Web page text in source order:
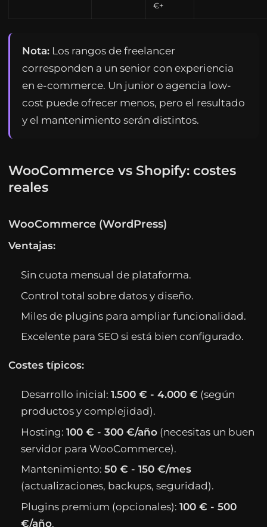
€+
Nota:Los rangos de freelancer
corresponden a un senior con experiencia
en e-commerce. Un junior o agencia low-
cost puede ofrecer menos, pero el resultado
y el mantenimiento serán distintos.
WooCommerce vs Shopify: costes
reales
WooCommerce (WordPress)
Ventajas:
Sin cuota mensual de plataforma.
Control total sobre datos y diseño.
Miles de plugins para ampliar funcionalidad.
Excelente para SEO si está bien configurado.
Costes típicos:
Desarrollo inicial:1.500 € - 4.000 € (según
productos y complejidad).
Hosting:100 € - 300 €/año (necesitas un buen
servidor para WooCommerce).
Mantenimiento:50 € - 150 €/mes
(actualizaciones, backups, seguridad).
Plugins premium (opcionales):100 € - 500
€/año.